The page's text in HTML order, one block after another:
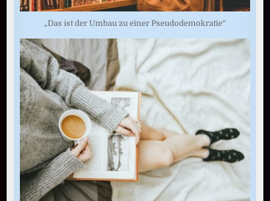
„Das ist der Umbau zu einer Pseudodemokratie“